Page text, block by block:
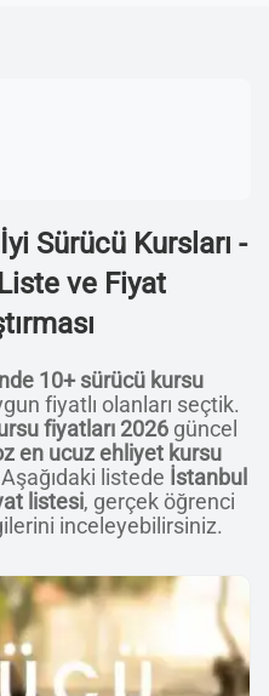
Sürücü Kursları -
ve Fiyat
10+ sürücü kursu
fiyatlı olanları seçtik.
fiyatları 2026 güncel
en ucuz ehliyet kursu
listede İstanbul
listesi, gerçek öğrenci
inceleyebilirsiniz.